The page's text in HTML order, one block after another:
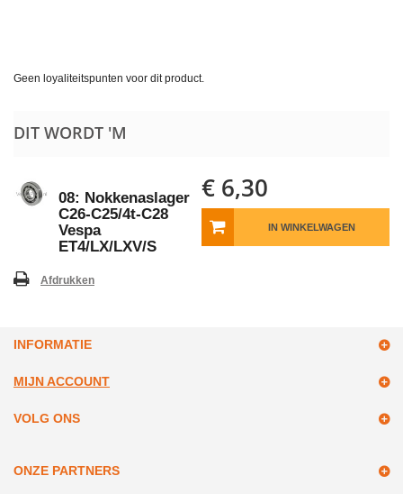
Geen loyaliteitspunten voor dit product.
DIT WORDT 'M
08: Nokkenaslager
C26-C25/4t-C28
Vespa
ET4/LX/LXV/S
€ 6,30
IN WINKELWAGEN
Afdrukken
INFORMATIE
MIJN ACCOUNT
VOLG ONS
ONZE PARTNERS